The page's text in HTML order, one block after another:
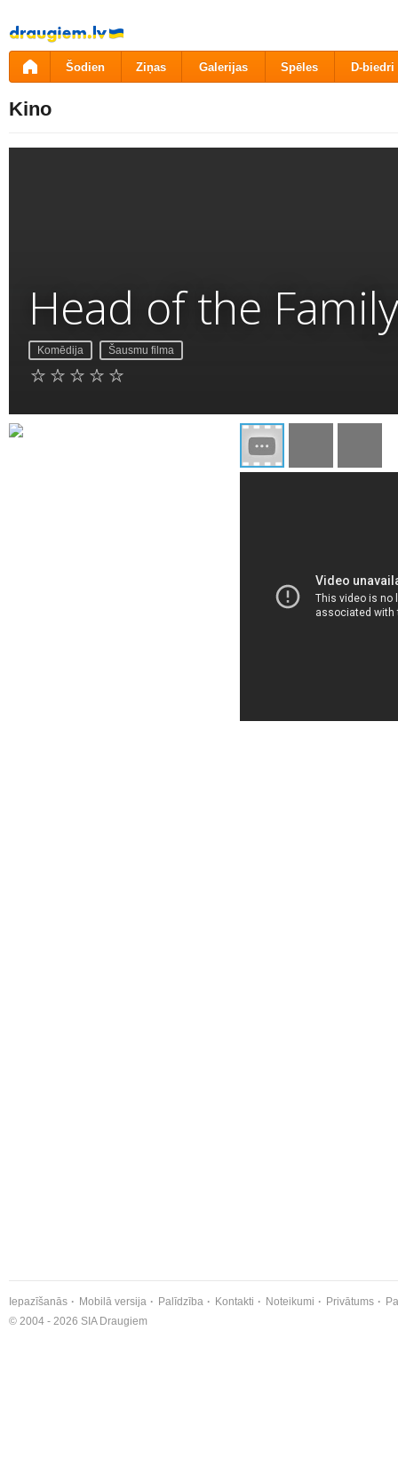
Pāriet
uz
saturu
Šodien Ziņas Galerijas Spēles D-biedri
Kino
Head of the Family
Komēdija Šausmu filma
Iepazīšanās Mobilā versija Palīdzība Kontakti Noteikumi Privātums
© 2004 - 2026 SIA Draugiem